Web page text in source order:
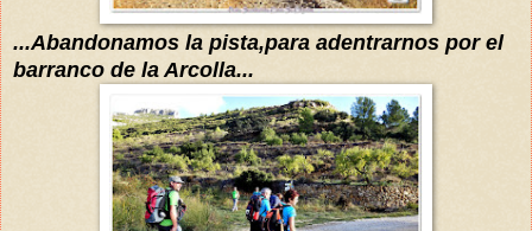
...Abandonamos la pista,para adentrarnos por el
barranco de la Arcolla...